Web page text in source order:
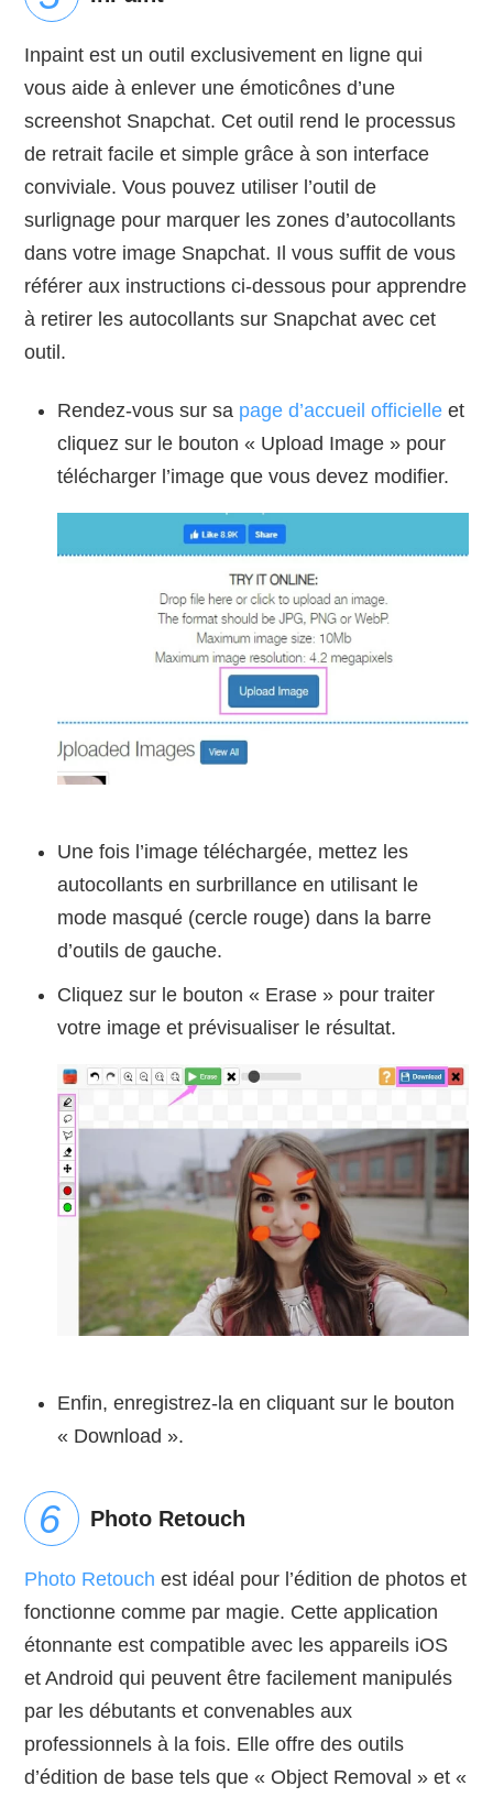
Inpaint est un outil exclusivement en ligne qui
vous aide à enlever une émoticônes d’une
screenshot Snapchat. Cet outil rend le processus
de retrait facile et simple grâce à son interface
conviviale. Vous pouvez utiliser l’outil de
surlignage pour marquer les zones d’autocollants
dans votre image Snapchat. Il vous suffit de vous
référer aux instructions ci-dessous pour apprendre
à retirer les autocollants sur Snapchat avec cet
outil.
Rendez-vous sur sa page d’accueil officielle et
cliquez sur le bouton « Upload Image » pour
télécharger l’image que vous devez modifier.
Une fois l’image téléchargée, mettez les
autocollants en surbrillance en utilisant le
mode masqué (cercle rouge) dans la barre
d’outils de gauche.
Cliquez sur le bouton « Erase » pour traiter
votre image et prévisualiser le résultat.
Enfin, enregistrez-la en cliquant sur le bouton
« Download ».
Photo Retouch
Photo Retouch est idéal pour l’édition de photos et
fonctionne comme par magie. Cette application
étonnante est compatible avec les appareils iOS
et Android qui peuvent être facilement manipulés
par les débutants et convenables aux
professionnels à la fois. Elle offre des outils
d’édition de base tels que « Object Removal » et «